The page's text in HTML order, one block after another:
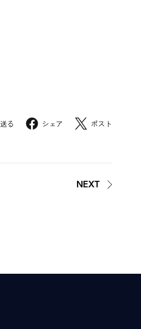
る シェア ポスト
NEXT